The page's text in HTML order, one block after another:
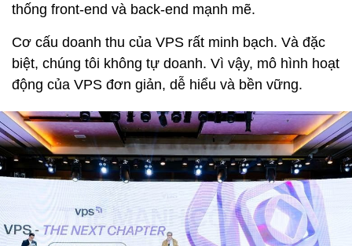
thống front-end và back-end mạnh mẽ.
Cơ cấu doanh thu của VPS rất minh bạch. Và đặc
biệt, chúng tôi không tự doanh. Vì vậy, mô hình hoạt
động của VPS đơn giản, dễ hiểu và bền vững.